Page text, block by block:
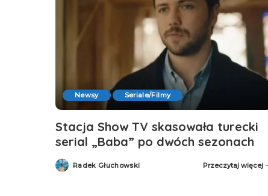
Newsy Seriale/Filmy
Stacja Show TV skasowała turecki
serial „Baba” po dwóch sezonach
Posted
by
Radek Głuchowski Przeczytaj więcej